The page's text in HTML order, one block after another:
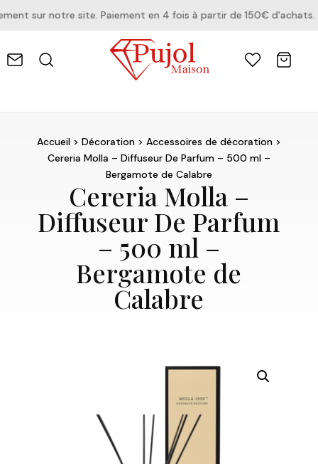
sur notre site. Paiement en 4 fois à partir de 150€ d'achats.
Accueil> Décoration> Accessoires de décoration>
Cereria Molla – Diffuseur De Parfum – 500 ml –
Bergamote de Calabre
Cereria Molla –
Diffuseur De Parfum
– 500 ml –
Bergamote de
Calabre